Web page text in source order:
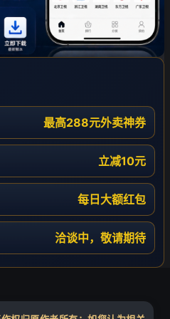
最高288元外卖神券
立减10元
每日大额红包
洽谈中，敬请期待